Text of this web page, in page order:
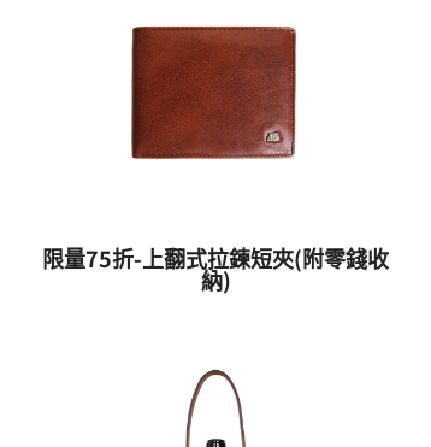
限量75折-上翻式拉鍊短夾(附零錢收
納)